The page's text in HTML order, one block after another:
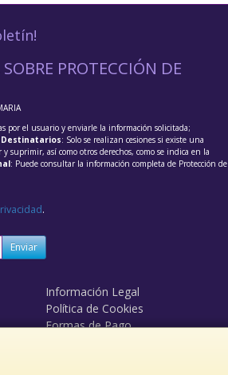
PROTECCIÓN DE
por el usuario y enviarle la información solicitada;
Destinatarios: Solo se realizan cesiones si existe una
y suprimir, así como otros derechos, como se indica en la
: Puede consultar la información completa de Protección de
.
Enviar
Información Legal
Política de Cookies
Formas de Pago